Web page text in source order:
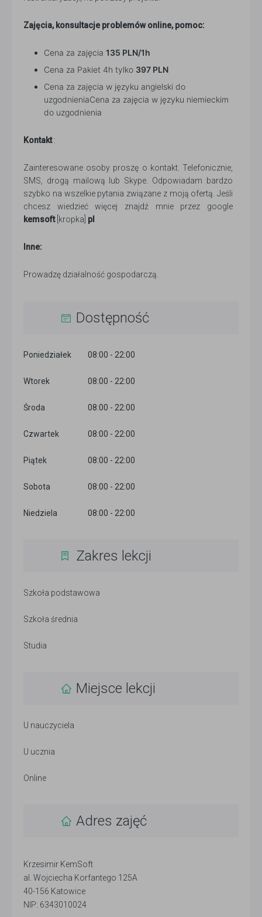
Zajęcia, konsultacje problemów online, pomoc:
Cena za zajęcia 135 PLN/1h
Cena za Pakiet 4h tylko 397 PLN
Cena za zajęcia w języku angielski do
uzgodnieniaCena za zajęcia w języku niemieckim
do uzgodnienia
Kontakt:
Zainteresowane osoby proszę o kontakt. Telefonicznie,
SMS, drogą mailową lub Skype. Odpowiadam bardzo
szybko na wszelkie pytania związane z moją ofertą. Jeśli
chcesz wiedzieć więcej znajdź mnie przez google
kemsoft[kropka] pl
Inne:
Prowadzę działalność gospodarczą.
Dostępność
Poniedziałek 08:00 - 22:00
Wtorek 08:00 - 22:00
Środa 08:00 - 22:00
Czwartek 08:00 - 22:00
Piątek 08:00 - 22:00
Sobota 08:00 - 22:00
Niedziela 08:00 - 22:00
Zakres lekcji
Szkoła podstawowa
Szkoła średnia
Studia
Miejsce lekcji
U nauczyciela
U ucznia
Online
Adres zajęć
Krzesimir KemSoft
al. Wojciecha Korfantego 125A
40-156 Katowice
NIP: 6343010024